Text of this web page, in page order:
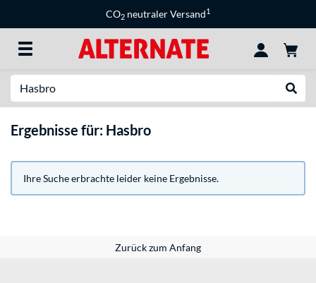
CO2 neutraler Versand1
Ergebnisse für: Hasbro
Ihre Suche erbrachte leider keine Ergebnisse.
Zurück zum Anfang